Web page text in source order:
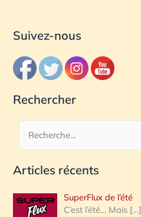
Suivez-nous
Rechercher
c
e
Articles récents
SuperFlux de l’été
C’est l’été… Mais […]